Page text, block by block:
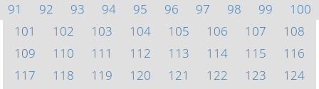
91
92 93 94 95 96 97 98 99
100
101
102 103 104 105 106 107
108
109
110 111 112 113 114 115
116
117
118 119 120 121 122 123
124